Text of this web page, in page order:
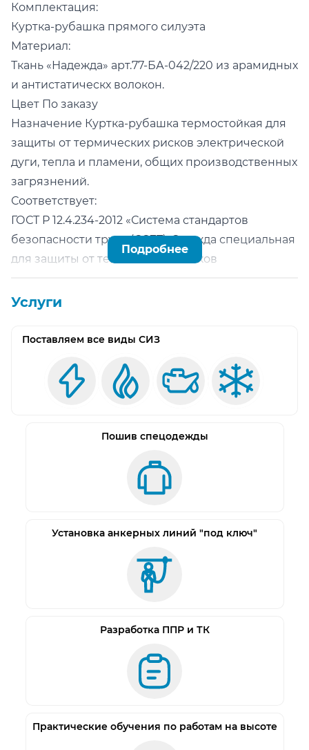
Комплектация:
Куртка-рубашка прямого силуэта
Материал:
Ткань «Надежда» арт.77-БА-042/220 из арамидных
и антистатическх волокон.
Цвет По заказу
Назначение Куртка-рубашка термостойкая для
защиты от термических рисков электрической
дуги, тепла и пламени, общих производственных
загрязнений.
Соответствует:
ГОСТ Р 12.4.234-2012 «Система стандартов
безопасности труда (ССБТ). Одежда специальная
для защиты от термических рисков
требования и методы испытаний»; ГОСТ ISO
труда (ССБТ). Одежда для защиты от тепла и
эксплуатационные характеристики»; ГОСТ
12.4.280-2014 «Система стандартов безопасности
общих производственных загрязнений и
Подробнее
Услуги
Поставляем все виды СИЗ
Пошив спецодежды
Установка анкерных линий "под ключ"
Разработка ППР и ТК
Практические обучения по работам на высоте